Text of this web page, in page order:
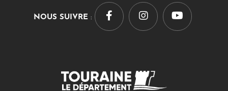
NOUS SUIVRE :